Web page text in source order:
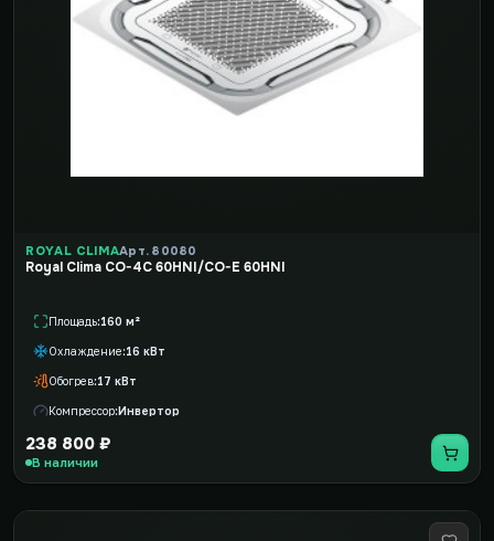
ROYAL CLIMAАрт. 80080
Royal Clima CO-4C 60HNI/CO-E 60HNI
Площадь 160 м²
Охлаждение 16 кВт
Обогрев 17 кВт
Компрессор Инвертор
238 800 ₽
В наличии